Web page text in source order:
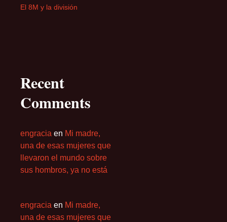
El 8M y la división
Recent
Comments
engracia en Mi madre,
una de esas mujeres que
llevaron el mundo sobre
sus hombros, ya no está
engracia en Mi madre,
una de esas mujeres que